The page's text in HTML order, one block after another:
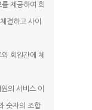
제공하여 회
결하고 사이
회원간에 체
의 서비스 이
숫자의 조합